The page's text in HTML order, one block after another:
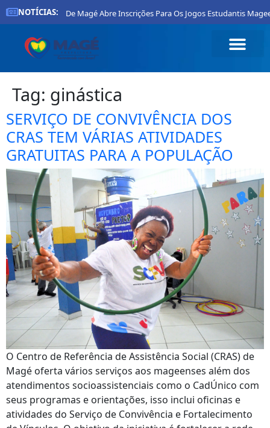
NOTÍCIAS:
Prefeitura De Magé Abre Inscrições Para Os Jogos Estudantis
Tag: ginástica
SERVIÇO DE CONVIVÊNCIA DOS
CRAS TEM VÁRIAS ATIVIDADES
GRATUITAS PARA A POPULAÇÃO
O Centro de Referência de Assistência Social (CRAS) de
Magé oferta vários serviços aos mageenses além dos
atendimentos socioassistenciais como o CadÚnico com
seus programas e orientações, isso inclui oficinas e
atividades do Serviço de Convivência e Fortalecimento